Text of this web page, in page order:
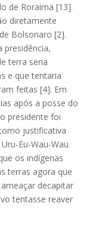
de Roraima [13].
diretamente
Bolsonaro [2].
presidência,
terra seria
e que tentaria
feitas [4]. Em
após a posse do
presidente foi
justificativa
Eu-Wau-Wau
os indígenas
terras agora que
decapitar
tentasse reaver